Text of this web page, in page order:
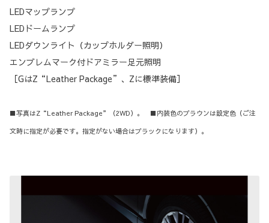
LEDマップランプ
LEDドームランプ
LEDダウンライト（カップホルダー照明）
エンブレムマーク付ドアミラー足元照明
［GはZ“Leather Package”、Zに標準装備］
■写真はZ“Leather Package”（2WD）。 ■内装色のブラウンは設定色（ご注
文時に指定が必要です。指定がない場合はブラックになります）。